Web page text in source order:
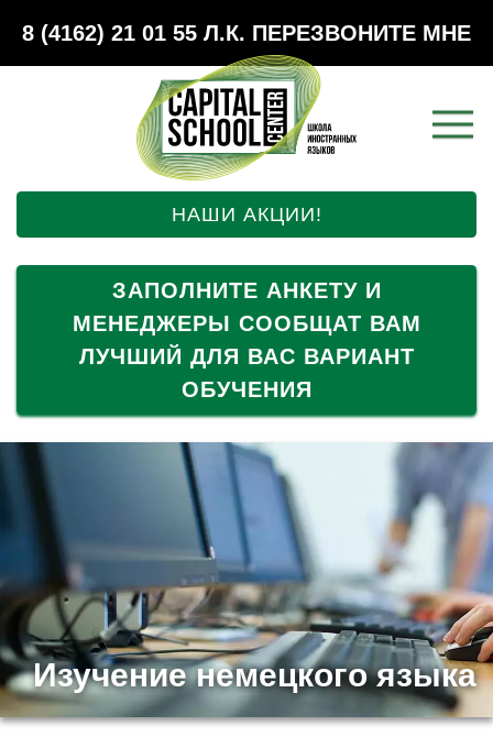
8 (4162) 21 01 55 Л.К. ПЕРЕЗВОНИТЕ МНЕ
НАШИ АКЦИИ!
ЗАПОЛНИТЕ АНКЕТУ И
МЕНЕДЖЕРЫ СООБЩАТ ВАМ
ЛУЧШИЙ ДЛЯ ВАС ВАРИАНТ
ОБУЧЕНИЯ
Изучение немецкого языка